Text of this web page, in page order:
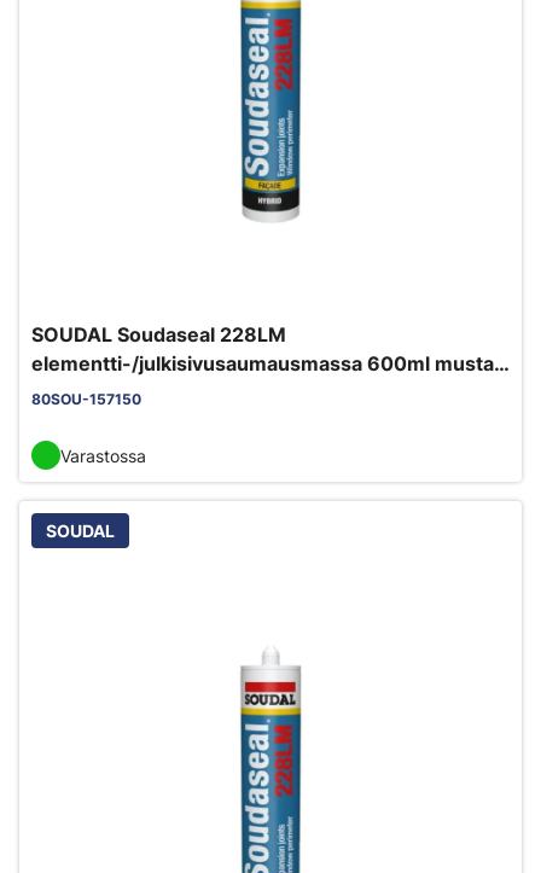
SOUDAL Soudaseal 228LM
elementti-/julkisivusaumausmassa 600ml musta
EC1+ M1 myrkytön
80SOU-157150
Varastossa
SOUDAL